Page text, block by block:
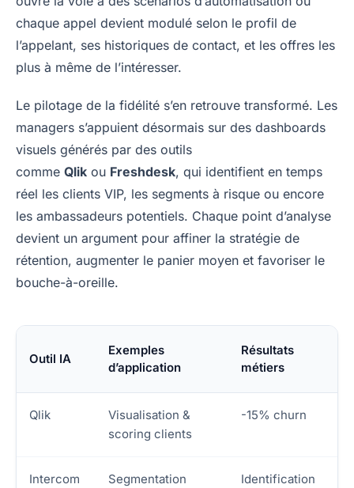
chaque appel devient modulé selon le profil de
l’appelant, ses historiques de contact, et les offres les
plus à même de l’intéresser.
Le pilotage de la fidélité s’en retrouve transformé. Les
managers s’appuient désormais sur des dashboards
visuels générés par des outils
comme Qlik ou Freshdesk, qui identifient en temps
réel les clients VIP, les segments à risque ou encore
les ambassadeurs potentiels. Chaque point d’analyse
devient un argument pour affiner la stratégie de
rétention, augmenter le panier moyen et favoriser le
bouche-à-oreille.
Outil IA
Exemples
d’application
Résultats
métiers
Qlik
Visualisation &
scoring clients
-15% churn
Intercom
Segmentation
Identification